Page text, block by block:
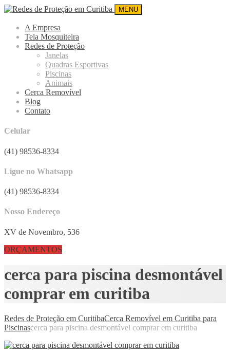
MENU
A Empresa
Tela Mosquiteira
Redes de Proteção
Janelas
Quadras Esportivas
Piscinas
Animais
Cerca Removível
Blog
Contato
Celular
(41) 98536-8334
Ligue no Whatsapp
(41) 98536-8334
Nosso Endereço
XV de Novembro, 536
ORÇAMENTOS
cerca para piscina desmontável
comprar em curitiba
Redes de Proteção em CuritibaCerca Removível em Curitiba para
Piscinascerca para piscina desmontável comprar em curitiba